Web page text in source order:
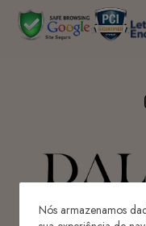
Nós armazenamos